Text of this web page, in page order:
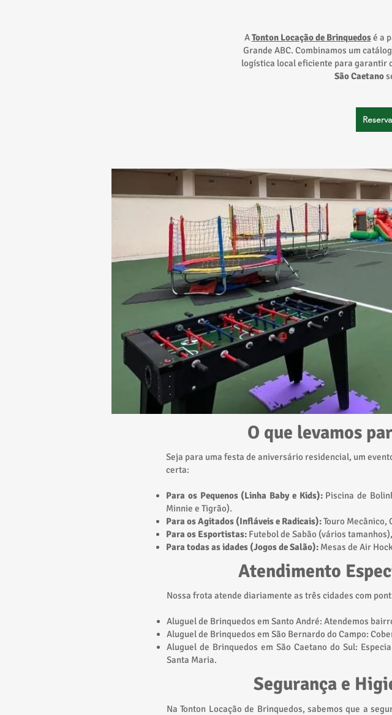
ATonton Locação de Brinquedosé a
Grande ABC. Combinamos um
logística local eficiente para garantir
São Caetano
O que levamos
Seja para uma festa de aniversário residencial, um
certa:
Para os Pequenos (Linha Baby e Kids): Piscina de
Minnie e Tigrão).
Para os Agitados (Infláveis e Radicais):Touro Mecânico,
Para os Esportistas: Futebol de Sabão (vários
Para todas as idades (Jogos de Salão): Mesas de Air
Atendimento
Nossa frota atende diariamente as três cidades com
Aluguel de Brinquedos em Santo André: Atendemos
Aluguel de Brinquedos em São Bernardo do Campo:
Aluguel de Brinquedos em São Caetano do Sul:
Santa Maria.
Segurança e
Na Tonton Locação de Brinquedos, sabemos que a